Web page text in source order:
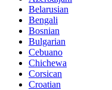
Belarusian
Bengali
Bosnian
Bulgarian
Cebuano
Chichewa
Corsican
Croatian